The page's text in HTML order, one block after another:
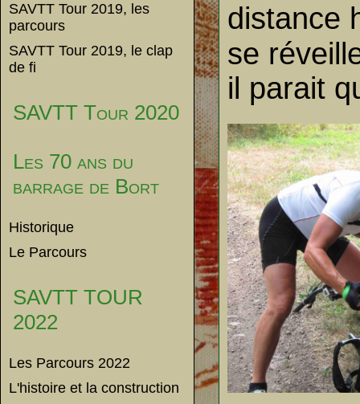
SAVTT Tour 2019, les
parcours
SAVTT Tour 2019, le clap
de fi
SAVTT Tour 2020
Les 70 ans du
barrage de Bort
Historique
Le Parcours
SAVTT TOUR
2022
Les Parcours 2022
L'histoire et la construction
distance
se
il parait